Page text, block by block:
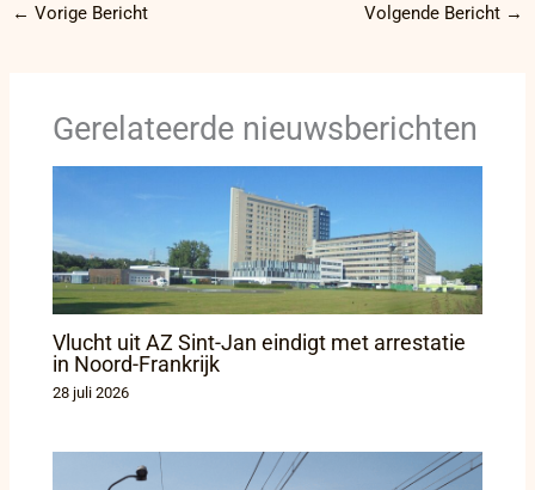
← Vorige Bericht Volgende Bericht →
Gerelateerde nieuwsberichten
Vlucht uit AZ Sint-Jan eindigt met arrestatie
in Noord-Frankrijk
28 juli 2026